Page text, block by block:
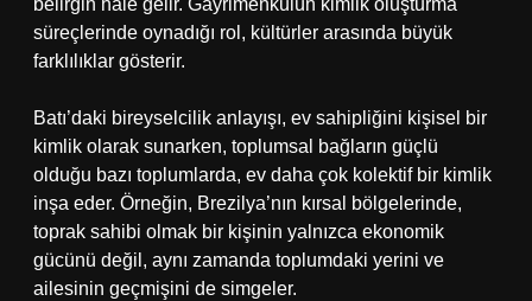
belirgin hale gelir. Gayrimenkulün kimlik oluşturma
süreçlerinde oynadığı rol, kültürler arasında büyük
farklılıklar gösterir.
Batı’daki bireyselcilik anlayışı, ev sahipliğini kişisel bir
kimlik olarak sunarken, toplumsal bağların güçlü
olduğu bazı toplumlarda, ev daha çok kolektif bir kimlik
inşa eder. Örneğin, Brezilya’nın kırsal bölgelerinde,
toprak sahibi olmak bir kişinin yalnızca ekonomik
gücünü değil, aynı zamanda toplumdaki yerini ve
ailesinin geçmişini de simgeler.